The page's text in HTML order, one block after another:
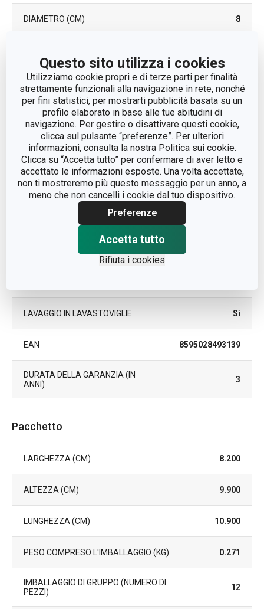
Questo sito utilizza i cookies
Utilizziamo cookie propri e di terze parti per finalità
strettamente funzionali alla navigazione in rete, nonché
per fini statistici, per mostrarti pubblicità basata su un
profilo elaborato in base alle tue abitudini di
navigazione. Per gestire o disattivare questi cookie,
clicca sul pulsante “preferenze”. Per ulteriori
informazioni, consulta la nostra Politica sui cookie.
Clicca su “Accetta tutto” per confermare di aver letto e
accettato le informazioni esposte. Una volta accettate,
non ti mostreremo più questo messaggio per un anno, a
meno che non cancelli i cookie dal tuo dispositivo.
Preferenze
Accetta tutto
Rifiuta i cookies
DIAMETRO (CM) 8
Altri parametri
ADATTO AL FORNO A MICROONDE Sì
ADATTO AL FRIGORIFERO Sì
CATEGORIA tazze e tazzine
LINEA DI PRODOTTO CREMA
LAVAGGIO IN LAVASTOVIGLIE Sì
EAN 8595028493139
DURATA DELLA GARANZIA (IN
ANNI)
3
Pacchetto
LARGHEZZA (CM) 8.200
ALTEZZA (CM) 9.900
LUNGHEZZA (CM) 10.900
PESO COMPRESO L'IMBALLAGGIO (KG) 0.271
IMBALLAGGIO DI GRUPPO (NUMERO DI
PEZZI)
12